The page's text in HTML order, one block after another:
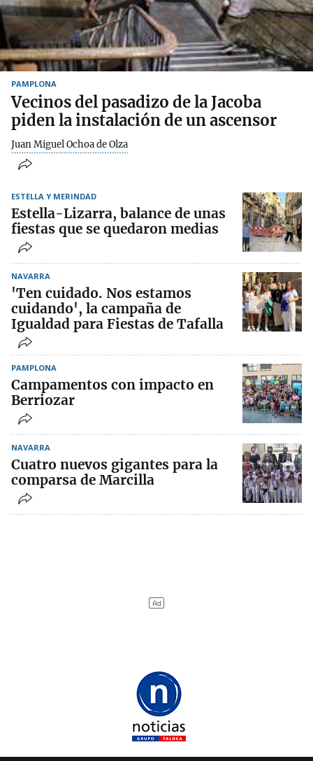
PAMPLONA
Vecinos del pasadizo de la Jacoba
piden la instalación de un ascensor
Juan Miguel Ochoa de Olza
ESTELLA Y MERINDAD
Estella-Lizarra, balance de unas
fiestas que se quedaron medias
NAVARRA
'Ten cuidado. Nos estamos
cuidando', la campaña de
Igualdad para Fiestas de Tafalla
PAMPLONA
Campamentos con impacto en
Berriozar
NAVARRA
Cuatro nuevos gigantes para la
comparsa de Marcilla